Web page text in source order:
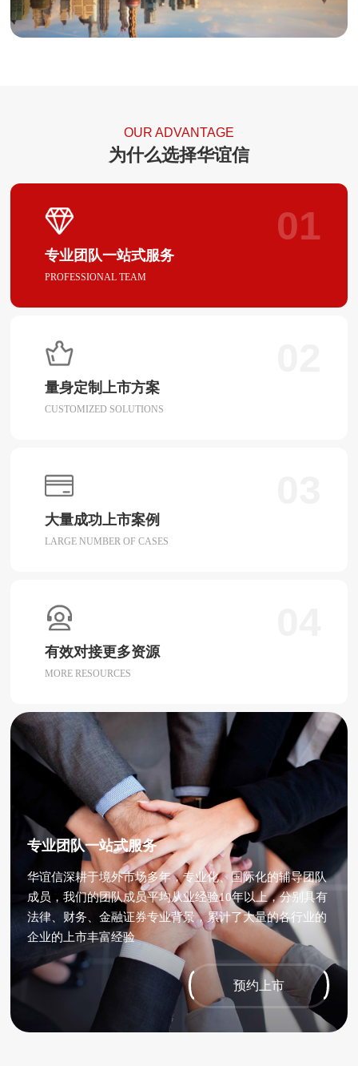
OUR ADVANTAGE
为什么选择华谊信
专业团队一站式服务
PROFESSIONAL TEAM
01
量身定制上市方案
CUSTOMIZED SOLUTIONS
大量成功上市案例
LARGE NUMBER OF CASES
有效对接更多资源
MORE RESOURCES
专业团队一站式服务
华谊信深耕于境外市场多年，专业化、国际化的辅导团队
成员，我们的团队成员平均从业经验10年以上，分别具有
法律、财务、金融证券专业背景，累计了大量的各行业的
企业的上市丰富经验
预约上市